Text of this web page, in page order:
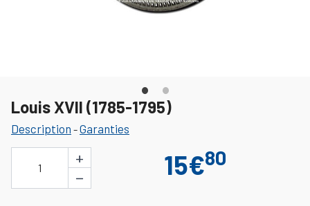
Louis XVII (1785-1795)
Description -Garanties
1
+
−
15€80